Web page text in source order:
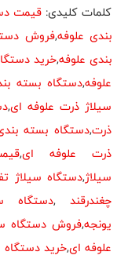
کلمات کلیدی: قیمت
بندی علوفه,فروش
بندی علوفه,خرید
علوفه,دستگاه بسته
سیلاژ ذرت علوفه ای,
ذرت,دستگاه بسته
ذرت علوفه ای,
سیلاژ,دستگاه سیلاژ
چغندرقند ,دستگاه
یونجه,فروش دستگاه
علوفه ای,خرید دستگاه